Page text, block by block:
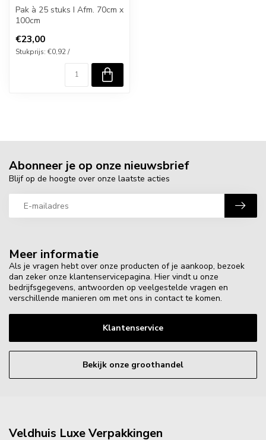
Pak à 25 stuks I Afm. 70cm x
100cm
€23,00
Stukprijs: €0,92 /
Meer informatie
Als je vragen hebt over onze producten of je aankoop, bezoek
dan zeker onze klantenservicepagina. Hier vindt u onze
bedrijfsgegevens, antwoorden op veelgestelde vragen en
verschillende manieren om met ons in contact te komen.
Klantenservice
Bekijk onze groothandel
Abonneer je op onze nieuwsbrief
Blijf op de hoogte over onze laatste acties
Veldhuis Luxe Verpakkingen